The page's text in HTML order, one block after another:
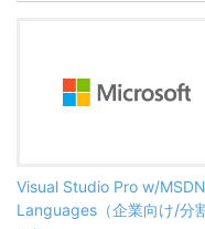
Visual Studio Pro w/
Languages（企業向け/分